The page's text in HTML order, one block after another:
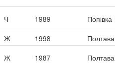
Ч 1989
Попівка
Ж 1998
Полтава
Ж 1987 Полтава